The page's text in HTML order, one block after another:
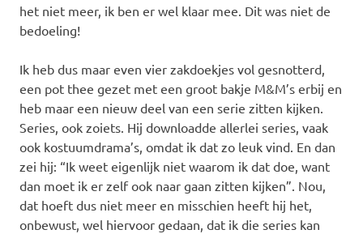
het niet meer, ik ben er wel klaar mee. Dit was niet de
bedoeling!
Ik heb dus maar even vier zakdoekjes vol gesnotterd,
een pot thee gezet met een groot bakje M&M’s erbij en
heb maar een nieuw deel van een serie zitten kijken.
Series, ook zoiets. Hij downloadde allerlei series, vaak
ook kostuumdrama’s, omdat ik dat zo leuk vind. En dan
zei hij: “Ik weet eigenlijk niet waarom ik dat doe, want
dan moet ik er zelf ook naar gaan zitten kijken”. Nou,
dat hoeft dus niet meer en misschien heeft hij het,
onbewust, wel hiervoor gedaan, dat ik die series kan